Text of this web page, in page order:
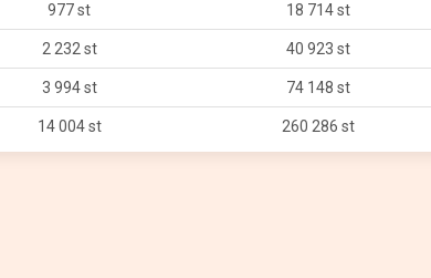
977 st 18 714 st
2 232 st 40 923 st
3 994 st 74 148 st
14 004 st 260 286 st